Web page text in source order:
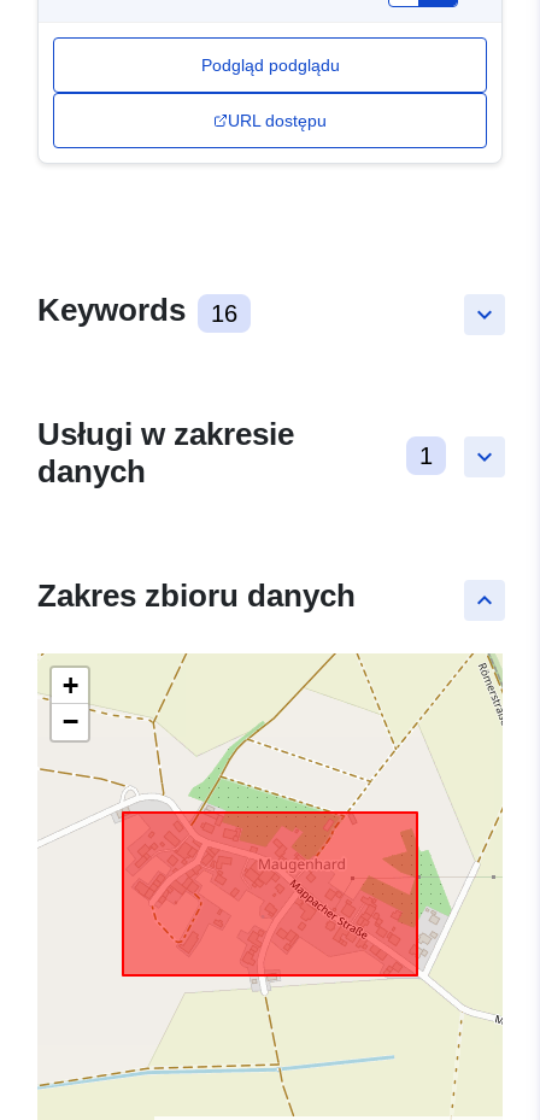
Podgląd podglądu
URL dostępu
keyboard_arrow_down
Keywords 16
keyboard_arrow_down
Usługi w zakresie
danych
1
keyboard_arrow_up
Zakres zbioru danych
+
−